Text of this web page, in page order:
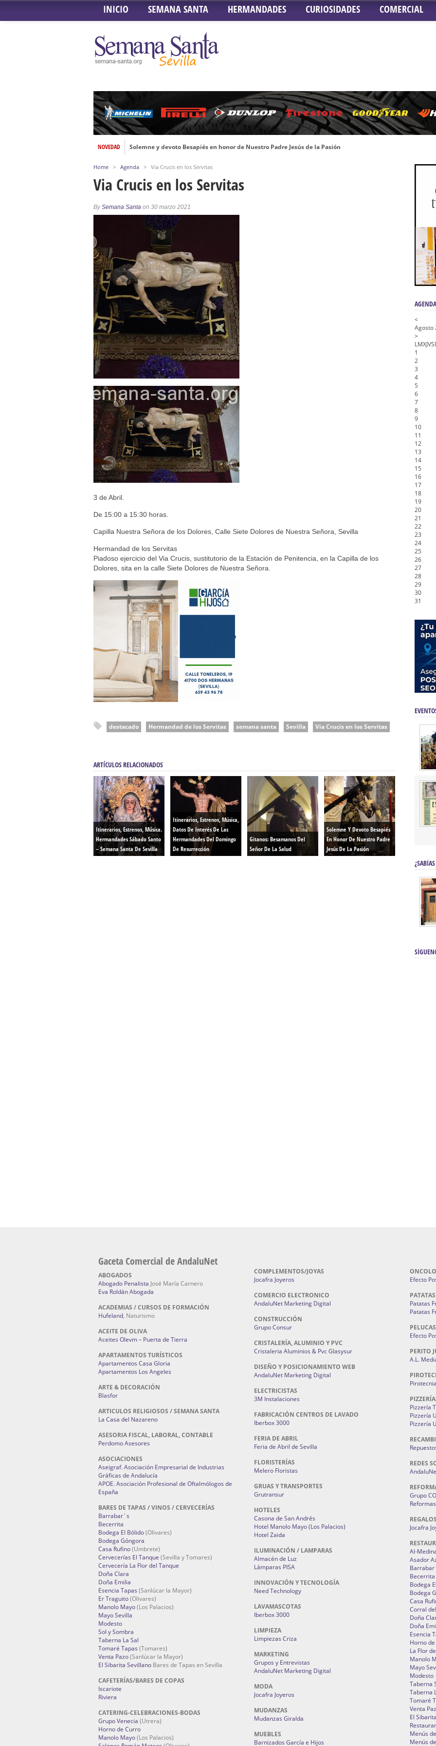
INICIO SEMANA SANTA HERMANDADES CURIOSIDADES COMERCIAL
NOVEDAD
Solemne y devoto Besapiés en honor de Nuestro Padre Jesús de la Pasión
Función de la Anunciación del Señor ante el paso de Nuestra Señora de la Encarnación Coronada –
Besamanos al Señor del Gran Poder de Sevilla
Solemne y devoto Besamanos en honor de María Santísima en su Soledad – San Lorenzo
Función Principal de Instituto a la Virgen del Valle
Besapié y Besamano en la Quinta Angustia
Gitanos: Besamanos del Señor de la Salud
Besamanos del Señor de la Divina Misericordia, Vía Crucis y Traslado – Siete Palabras
Home > Agenda > Via Crucis en los Servitas
Via Crucis en los Servitas
BySemana Santa on 30 marzo 2021
3 de Abril.
De 15:00 a 15:30 horas.
Capilla Nuestra Señora de los Dolores, Calle Siete Dolores de Nuestra Señora, Sevilla
Hermandad de los Servitas
Piadoso ejercicio del Via Crucis, sustitutorio de la Estación de Penitencia, en la Capilla de los
Dolores, sita en la calle Siete Dolores de Nuestra Señora.
destacado Hermandad de los Servitas semana santa Sevilla Via Crucis en los Servitas
ARTÍCULOS RELACIONADOS
Itinerarios, Estrenos, Música.
Hermandades Sábado Santo
– Semana Santa De Sevilla
Itinerarios, Estrenos, Música,
Datos De Interés De Las
Hermandades Del Domingo
De Resurrección
Gitanos: Besamanos Del
Señor De La Salud
Solemne Y Devoto Besapiés
En Honor De Nuestro Padre
Jesús De La Pasión
<
Agosto
>
LMXJVS
1
2
3
4
5
6
7
8
9
10
11
12
13
14
15
16
17
18
19
20
21
22
23
24
25
26
27
28
29
30
31
Gaceta Comercial de AndaluNet
ABOGADOS
Abogado Penalista José María Carnero
Eva Roldán Abogada
ACADEMIAS / CURSOS DE FORMACIÓN
Hufeland, Naturismo
ACEITE DE OLIVA
Aceites Olevm – Puerta de Tierra
APARTAMENTOS TURÍSTICOS
Apartamentos Casa Gloria
Apartamentos Los Angeles
ARTE & DECORACIÓN
Blasfor
ARTICULOS RELIGIOSOS / SEMANA SANTA
La Casa del Nazareno
ASESORIA FISCAL, LABORAL, CONTABLE
Perdomo Asesores
ASOCIACIONES
Aseigraf. Asociación Empresarial de Industrias
Gráficas de Andalucía
APOE. Asociación Profesional de Oftalmólogos de
España
BARES DE TAPAS / VINOS / CERVECERÍAS
Barrabar´s
Becerrita
Bodega El Bólido(Olivares)
Bodega Góngora
Casa Rufino(Umbrete)
Cervecerías El Tanque (Sevilla y Tomares)
Cervecería La Flor del Tanque
Doña Clara
Doña Emilia
Esencia Tapas (Sanlúcar la Mayor)
Er Traguito(Olivares)
Manolo Mayo(Los Palacios)
Mayo Sevilla
Modesto
Sol y Sombra
Taberna La Sal
Tomaré Tapas (Tomares)
Venta Pazo(Sanlúcar la Mayor)
El Sibarita Sevillano Bares de Tapas en Sevilla
CAFETERÍAS/BARES DE COPAS
Iscariote
Riviera
CATERING-CELEBRACIONES-BODAS
Grupo Venecia (Utrera)
Horno de Curro
Manolo Mayo(Los Palacios)
COMPLEMENTOS/JOYAS
Jocafra Joyeros
COMERCIO ELECTRONICO
AndaluNet Marketing Digital
CONSTRUCCIÓN
Grupo Consur
CRISTALERÍA, ALUMINIO Y PVC
Cristaleria Aluminios & Pvc Glasysur
DISEÑO Y POSICIONAMIENTO WEB
AndaluNet Marketing Digital
ELECTRICISTAS
3M Instalaciones
FABRICACIÓN CENTROS DE LAVADO
Iberbox 3000
FERIA DE ABRIL
Feria de Abril de Sevilla
FLORISTERÍAS
Melero Floristas
GRUAS Y TRANSPORTES
Grutransur
HOTELES
Casona de San Andrés
Hotel Manolo Mayo (Los Palacios)
Hotel Zaida
ILUMINACIÓN / LAMPARAS
Almacén de Luz
Lámparas PISA
INNOVACIÓN Y TECNOLOGÍA
Need Technology
LAVAMASCOTAS
Iberbox 3000
LIMPIEZA
Limpiezas Criza
MARKETING
Grupos y Entrevistas
AndaluNet Marketing Digital
MODA
Jocafra Joyeros
MUDANZAS
Mudanzas Giralda
MUEBLES
Barnizados García e Hijos
Efecto
Patatas
Patatas
PELUCAS
Efecto
PERITO
A.L.
Pizzería
Pizzería
Pizzería
REDES
Grupo
Jocafra
Al-
Asador
Becerrita
Bodega
Bodega
Casa
Corral
Doña
Doña
Esencia
Horno
La Flor
Manolo
Mayo
Modesto
Taberna
Taberna
Tomaré
Venta
El
Menús
Menús